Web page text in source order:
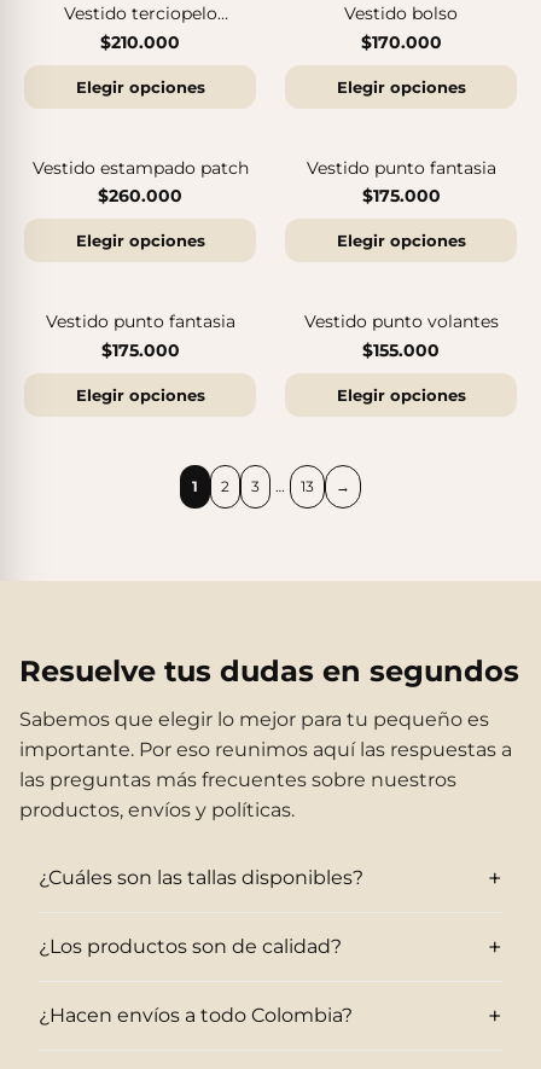
Vestido terciopelo
estampado
$210.000
Elegir opciones
Vestido bolso
$170.000
Elegir opciones
Vestido estampado patch
$260.000
Elegir opciones
Vestido punto fantasia
$175.000
Elegir opciones
Vestido punto fantasia
$175.000
Elegir opciones
Vestido punto volantes
$155.000
Elegir opciones
1 2 3 … 13 →
Resuelve tus dudas en segundos
Sabemos que elegir lo mejor para tu pequeño es
importante. Por eso reunimos aquí las respuestas a
las preguntas más frecuentes sobre nuestros
productos, envíos y políticas.
¿Cuáles son las tallas disponibles? +
¿Los productos son de calidad? +
¿Hacen envíos a todo Colombia? +
Sandalias Maui MC
Cangrejeras Nico MC